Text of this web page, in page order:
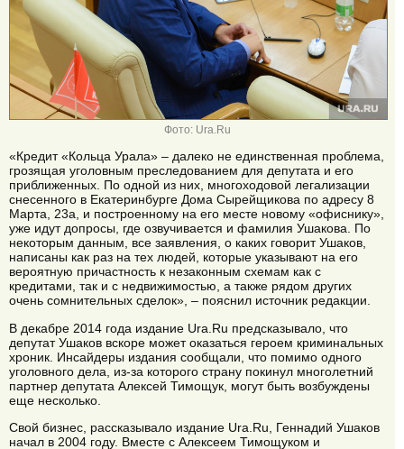
Фото: Ura.Ru
«Кредит «Кольца Урала» – далеко не единственная проблема,
грозящая уголовным преследованием для депутата и его
приближенных. По одной из них, многоходовой легализации
снесенного в Екатеринбурге Дома Сырейщикова по адресу 8
Марта, 23а, и построенному на его месте новому «офиснику»,
уже идут допросы, где озвучивается и фамилия Ушакова. По
некоторым данным, все заявления, о каких говорит Ушаков,
написаны как раз на тех людей, которые указывают на его
вероятную причастность к незаконным схемам как с
кредитами, так и с недвижимостью, а также рядом других
очень сомнительных сделок», – пояснил источник редакции.
В декабре 2014 года издание Ura.Ru предсказывало, что
депутат Ушаков вскоре может оказаться героем криминальных
хроник. Инсайдеры издания сообщали, что помимо одного
уголовного дела, из-за которого страну покинул многолетний
партнер депутата Алексей Тимощук, могут быть возбуждены
еще несколько.
Свой бизнес, рассказывало издание Ura.Ru, Геннадий Ушаков
начал в 2004 году. Вместе с Алексеем Тимощуком и